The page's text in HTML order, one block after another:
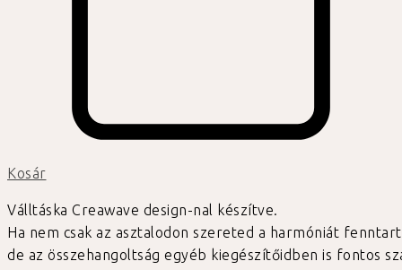
Kosár
Válltáska Creawave design-nal készítve.
Ha nem csak az asztalodon szereted a harmóniát
de az összehangoltság egyéb kiegészítőidben is fontos